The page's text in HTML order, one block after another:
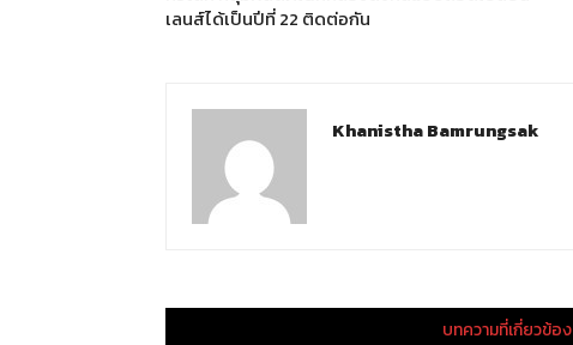
เลนส์ได้เป็นปีที่ 22 ติดต่อกัน
Khanistha Bamrungsak
บทความที่เกี่ยวข้อง